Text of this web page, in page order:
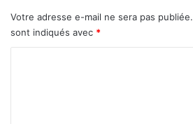
t
,
e
Votre adresse e-mail ne sera pas publiée.
sont indiqués avec *